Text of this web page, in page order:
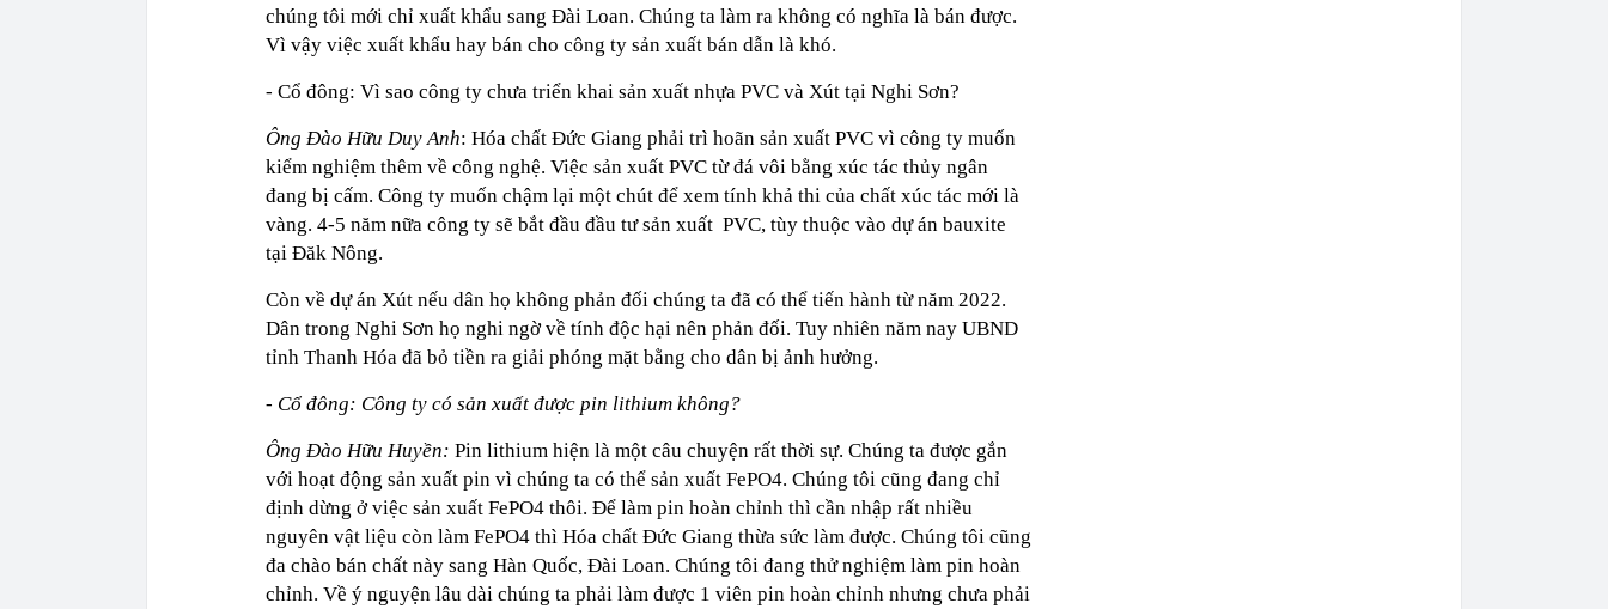
chúng tôi mới chỉ xuất khẩu sang Đài Loan. Chúng ta làm ra không có nghĩa là bán được.
Vì vậy việc xuất khẩu hay bán cho công ty sản xuất bán dẫn là khó.
- Cổ đông: Vì sao công ty chưa triển khai sản xuất nhựa PVC và Xút tại Nghi Sơn?
Ông Đào Hữu Duy Anh: Hóa chất Đức Giang phải trì hoãn sản xuất PVC vì công ty muốn
kiểm nghiệm thêm về công nghệ. Việc sản xuất PVC từ đá vôi bằng xúc tác thủy ngân
đang bị cấm. Công ty muốn chậm lại một chút để xem tính khả thi của chất xúc tác mới là
vàng. 4-5 năm nữa công ty sẽ bắt đầu đầu tư sản xuất PVC, tùy thuộc vào dự án bauxite
tại Đăk Nông.
Còn về dự án Xút nếu dân họ không phản đối chúng ta đã có thể tiến hành từ năm 2022.
Dân trong Nghi Sơn họ nghi ngờ về tính độc hại nên phản đối. Tuy nhiên năm nay UBND
tỉnh Thanh Hóa đã bỏ tiền ra giải phóng mặt bằng cho dân bị ảnh hưởng.
- Cổ đông: Công ty có sản xuất được pin lithium không?
Ông Đào Hữu Huyền: Pin lithium hiện là một câu chuyện rất thời sự. Chúng ta được gắn
với hoạt động sản xuất pin vì chúng ta có thể sản xuất FePO4. Chúng tôi cũng đang chỉ
định dừng ở việc sản xuất FePO4 thôi. Để làm pin hoàn chỉnh thì cần nhập rất nhiều
nguyên vật liệu còn làm FePO4 thì Hóa chất Đức Giang thừa sức làm được. Chúng tôi cũng
đa chào bán chất này sang Hàn Quốc, Đài Loan. Chúng tôi đang thử nghiệm làm pin hoàn
chỉnh. Về ý nguyện lâu dài chúng ta phải làm được 1 viên pin hoàn chỉnh nhưng chưa phải